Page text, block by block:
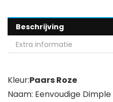
Beschrijving
Extra informatie
Kleur:Paars Roze
Naam: Eenvoudige